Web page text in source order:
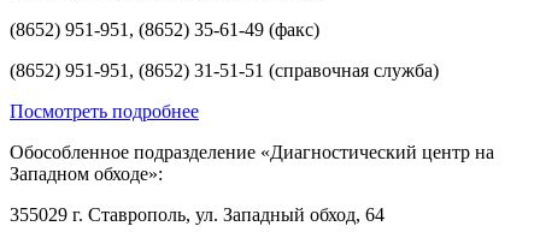
(8652) 951-951, (8652) 35-61-49 (факс)
(8652) 951-951, (8652) 31-51-51 (справочная служба)
Посмотреть подробнее
Обособленное подразделение «Диагностический центр на
Западном обходе»:
355029 г. Ставрополь, ул. Западный обход, 64